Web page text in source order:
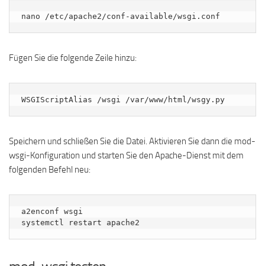
nano /etc/apache2/conf-available/wsgi.conf
Fügen Sie die folgende Zeile hinzu:
Speichern und schließen Sie die Datei. Aktivieren Sie dann die mod-
wsgi-Konfiguration und starten Sie den Apache-Dienst mit dem
folgenden Befehl neu:
a2enconf wsgi
systemctl restart apache2